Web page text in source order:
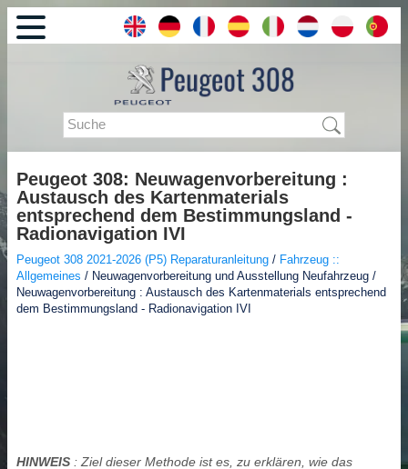
Peugeot 308: Neuwagenvorbereitung :
Austausch des Kartenmaterials
entsprechend dem Bestimmungsland -
Radionavigation IVI
Peugeot 308 2021-2026 (P5) Reparaturanleitung / Fahrzeug ::
Allgemeines / Neuwagenvorbereitung und Ausstellung Neufahrzeug /
Neuwagenvorbereitung : Austausch des Kartenmaterials entsprechend
dem Bestimmungsland - Radionavigation IVI
HINWEIS : Ziel dieser Methode ist es, zu erklären, wie das